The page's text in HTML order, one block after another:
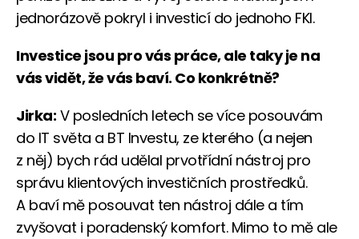
jednorázově pokryl i investicí do jednoho FKI.
Investice jsou pro vás práce, ale taky je na
vás vidět, že vás baví. Co konkrétně?
Jirka: V posledních letech se více posouvám
do IT světa a BT Investu, ze kterého (a nejen
z něj) bych rád udělal prvotřídní nástroj pro
správu klientových investičních prostředků.
A baví mě posouvat ten nástroj dále a tím
zvyšovat i poradenský komfort. Mimo to mě ale